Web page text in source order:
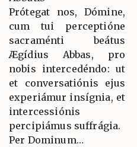
Prótegat nos, Dómine,
cum tui perceptióne
sacraménti beátus
Ægídius Abbas, pro
nobis intercedéndo: ut
et conversatiónis ejus
experiámur insígnia, et
intercessiónis
percipiámus suffrágia.
Per Dominum…